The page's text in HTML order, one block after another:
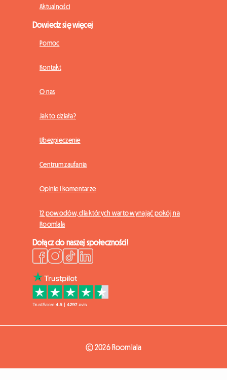
Aktualności
Dowiedz się więcej
Pomoc
Kontakt
O nas
Jak to działa?
Ubezpieczenie
Centrum zaufania
Opinie i komentarze
12 powodów, dla których warto wynająć pokój na
Roomlala
Dołącz do naszej społeczności!
© 2026 Roomlala